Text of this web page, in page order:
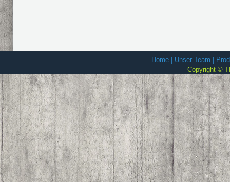
Home Unser Team
Copyright ©